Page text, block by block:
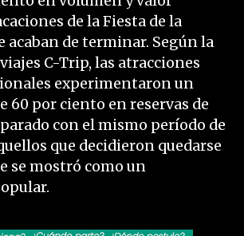
de la Fiesta de la
acaban de terminar. Según la
C-Trip, las atracciones
experimentaron un
60 por ciento en reservas de
con el mismo período de
que decidieron quedarse
se mostró como un